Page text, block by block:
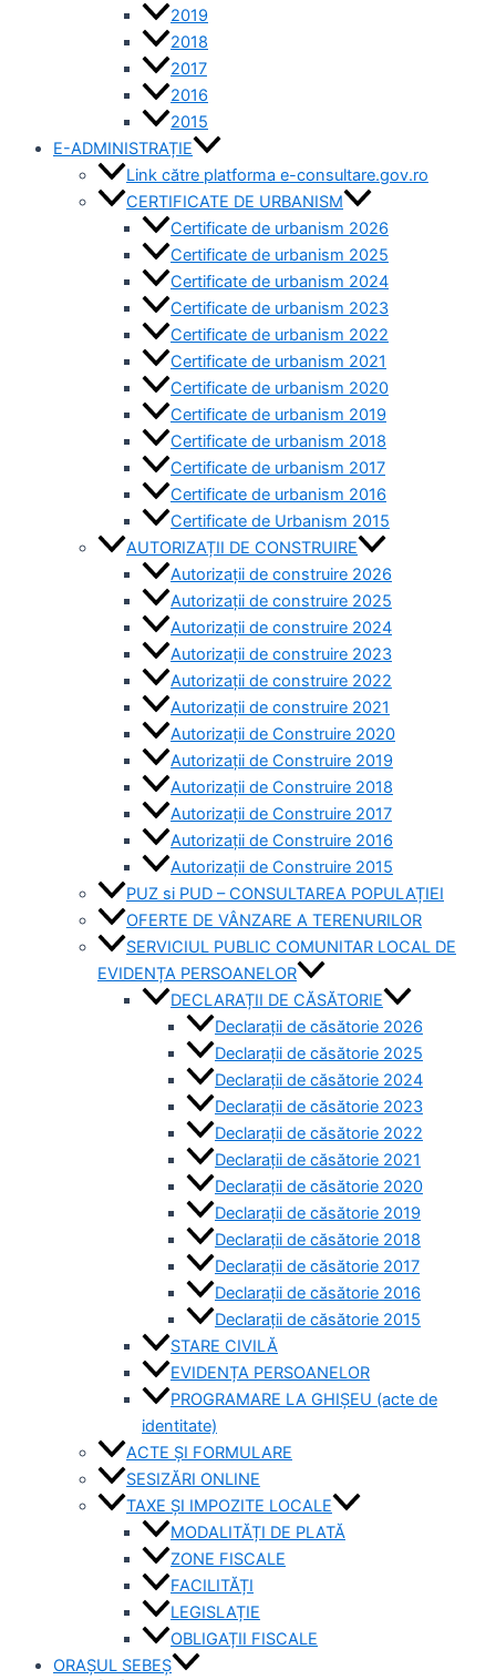
2019
2018
2017
2016
2015
E-ADMINISTRAȚIE
Link către platforma e-consultare.gov.ro
CERTIFICATE DE URBANISM
Certificate de urbanism 2026
Certificate de urbanism 2025
Certificate de urbanism 2024
Certificate de urbanism 2023
Certificate de urbanism 2022
Certificate de urbanism 2021
Certificate de urbanism 2020
Certificate de urbanism 2019
Certificate de urbanism 2018
Certificate de urbanism 2017
Certificate de urbanism 2016
Certificate de Urbanism 2015
AUTORIZAȚII DE CONSTRUIRE
Autorizații de construire 2026
Autorizații de construire 2025
Autorizații de construire 2024
Autorizații de construire 2023
Autorizații de construire 2022
Autorizații de construire 2021
Autorizații de Construire 2020
Autorizații de Construire 2019
Autorizaţii de Construire 2018
Autorizaţii de Construire 2017
Autorizaţii de Construire 2016
Autorizaţii de Construire 2015
PUZ si PUD – CONSULTAREA POPULAȚIEI
OFERTE DE VÂNZARE A TERENURILOR
SERVICIUL PUBLIC COMUNITAR LOCAL DE
EVIDENȚA PERSOANELOR
DECLARAȚII DE CĂSĂTORIE
Declarații de căsătorie 2026
Declarații de căsătorie 2025
Declarații de căsătorie 2024
Declarații de căsătorie 2023
Declarații de căsătorie 2022
Declarații de căsătorie 2021
Declarații de căsătorie 2020
Declarații de căsătorie 2019
Declarații de căsătorie 2018
Declarații de căsătorie 2017
Declarații de căsătorie 2016
Declarații de căsătorie 2015
STARE CIVILĂ
EVIDENȚA PERSOANELOR
PROGRAMARE LA GHIȘEU (acte de
identitate)
ACTE ȘI FORMULARE
SESIZĂRI ONLINE
TAXE ȘI IMPOZITE LOCALE
MODALITĂȚI DE PLATĂ
ZONE FISCALE
FACILITĂȚI
LEGISLAȚIE
OBLIGAȚII FISCALE
ORAȘUL SEBEȘ